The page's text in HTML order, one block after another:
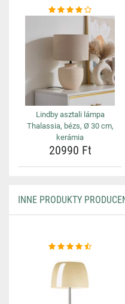
Lindby asztali lámpa
Thalassia, bézs, Ø 30 cm,
kerámia
20990 Ft
INNE PRODUKTY